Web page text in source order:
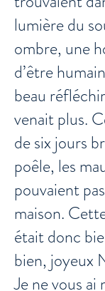
lumière du
ombre, une
d’être
beau
venait plus.
de six jours
poêle, les
pouvaient
maison.
était donc
bien, joyeux
Je ne vous ai